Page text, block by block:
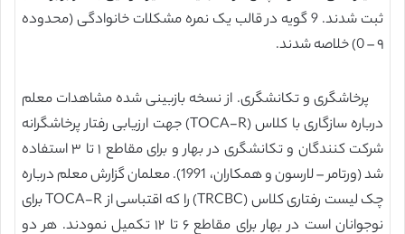
ثبت شدند. 9 گویه در قالب یک نمره مشکلات خانوادگی (محدوده
۹ – 0) خلاصه شدند.
پرخاشگری و تکانشگری. از نسخه بازبینی شده مشاهدات معلم
درباره سازگاری با کلاس (TOCA-R) جهت ارزیابی رفتار پرخاشگرانه
شرکت کنندگان و تکانشگری در بهار و برای مقاطع ۱ تا ۳ استفاده
شد (ورتامر – لارسون و همکاران، 1991). معلمان گزارش معلم درباره
چک لیست رفتاری کلاس (TRCBC) را که اقتباسی از TOCA-R برای
نوجوانان است در بهار برای مقاطع ۶ تا ۱۲ تکمیل نمودند. هر دو